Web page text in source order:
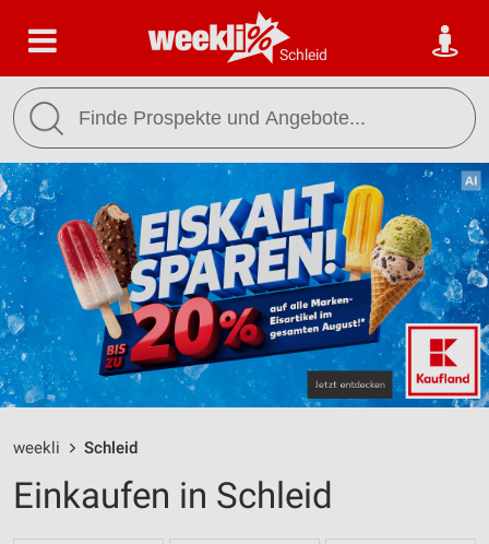
Schleid
weekli Schleid
Einkaufen in Schleid